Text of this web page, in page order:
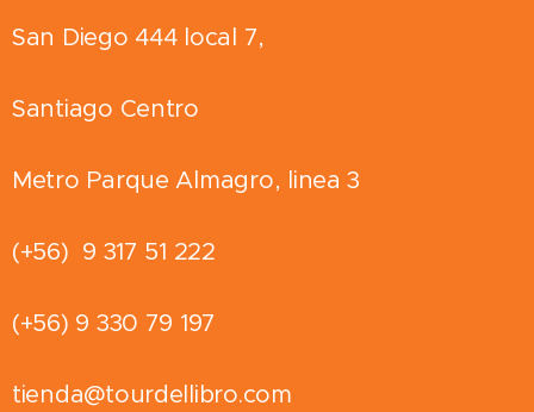
San Diego 444 local 7,
Santiago Centro
Metro Parque Almagro, linea 3
(+56) 9 317 51 222
(+56) 9 330 79 197
tienda@tourdellibro.com